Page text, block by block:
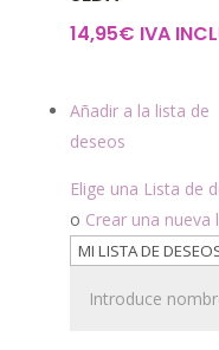
14,95€ IVA
Añadir a la lista de
deseos
Elige una Lista de
o Crear una nueva